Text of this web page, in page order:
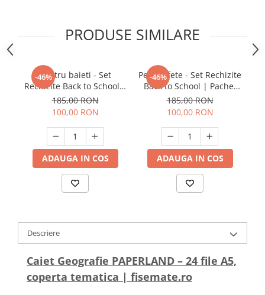
PRODUSE SIMILARE
-46%
Pentru baieti - Set
Rechizite Back to School |
Kit complet pentru un
inceput de an perfect
185,00 RON
100,00 RON
ADAUGA IN COS
-46%
Pentru fete - Set Rechizite
Back to School | Pachet
complet pentru un
inceput de an perfect
185,00 RON
100,00 RON
ADAUGA IN COS
Descriere
Caiet Geografie PAPERLAND – 24 file A5,
coperta tematica | fisemate.ro